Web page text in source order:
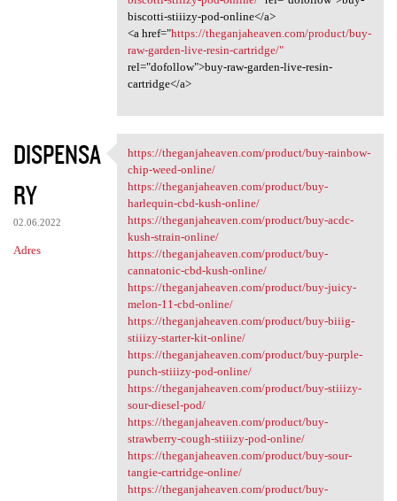
biscotti-stiiizy-pod-online</a>
<a href="https://theganjaheaven.com/product/buy-
raw-garden-live-resin-cartridge/"
rel="dofollow">buy-raw-garden-live-resin-
cartridge</a>
DISPENSA
RY
02.06.2022
Adres
https://theganjaheaven.com
https://theganjaheaven.com/product/buy-rainbow-
chip-weed-online/
https://theganjaheaven.com/product/buy-
harlequin-cbd-kush-online/
https://theganjaheaven.com/product/buy-acdc-
kush-strain-online/
https://theganjaheaven.com/product/buy-
cannatonic-cbd-kush-online/
https://theganjaheaven.com/product/buy-juicy-
melon-11-cbd-online/
https://theganjaheaven.com/product/buy-biiig-
stiiizy-starter-kit-online/
https://theganjaheaven.com/product/buy-purple-
punch-stiiizy-pod-online/
https://theganjaheaven.com/product/buy-stiiizy-
sour-diesel-pod/
https://theganjaheaven.com/product/buy-
strawberry-cough-stiiizy-pod-online/
https://theganjaheaven.com/product/buy-sour-
tangie-cartridge-online/
https://theganjaheaven.com/product/buy-